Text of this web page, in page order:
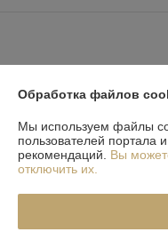
Индивидуальный
Николаевич
г. Минск, ул. Жилуновича, дом
Регистрационный номер
Обработка файлов
Мы используем файлы
пользователей портала
рекомендаций. Вы
отключить их.